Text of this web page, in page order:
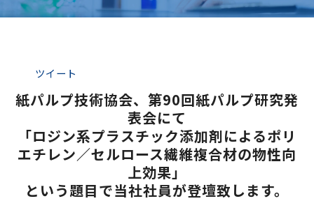
つぶやき
よくあるご質問
ツイート
紙パルプ技術協会、第90回紙パルプ研究発
表会にて
「ロジン系プラスチック添加剤によるポリ
エチレン／セルロース繊維複合材の物性向
上効果」
という題目で当社社員が登壇致します。